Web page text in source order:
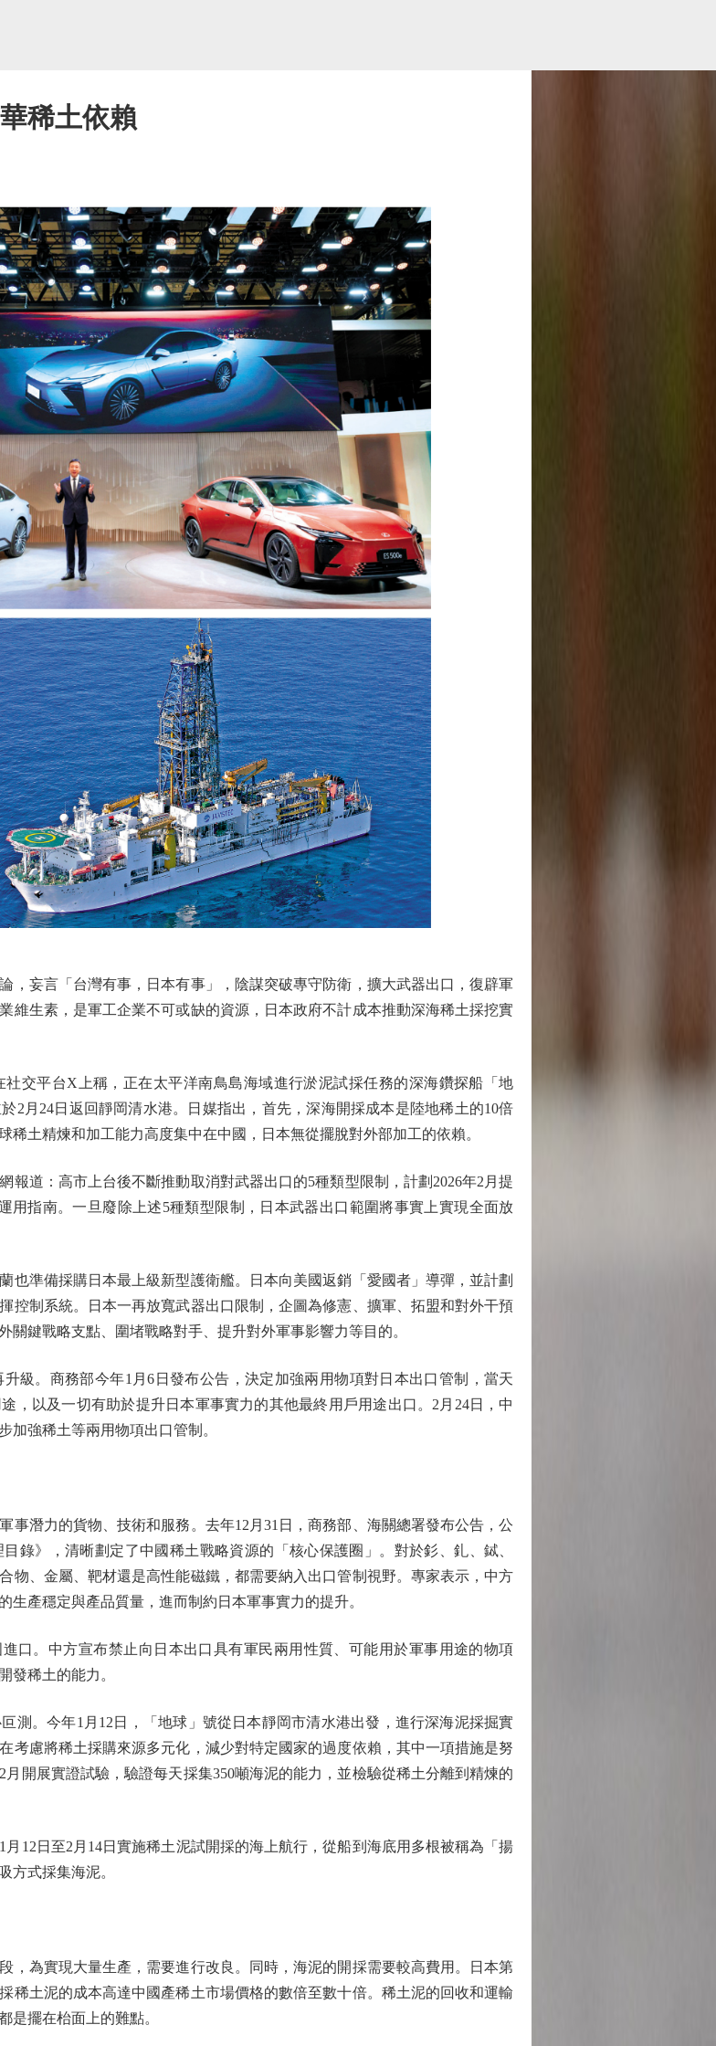
稀土依賴
妄言「台灣有事，日本有事」，陰謀突破專守防衛，擴大武器出口，復辟軍
維生素，是軍工企業不可或缺的資源，日本政府不計成本推動深海稀土採挖實
平台X上稱，正在太平洋南鳥島海域進行淤泥試採任務的深海鑽探船「地
2月24日返回靜岡清水港。日媒指出，首先，深海開採成本是陸地稀土的10倍
稀土精煉和加工能力高度集中在中國，日本無從擺脫對外部加工的依賴。
道：高市上台後不斷推動取消對武器出口的5種類型限制，計劃2026年2月提
用指南。一旦廢除上述5種類型限制，日本武器出口範圍將事實上實現全面放
準備採購日本最上級新型護衛艦。日本向美國返銷「愛國者」導彈，並計劃
控制系統。日本一再放寬武器出口限制，企圖為修憲、擴軍、拓盟和對外干預
鍵戰略支點、圍堵戰略對手、提升對外軍事影響力等目的。
。商務部今年1月6日發布公告，決定加強兩用物項對日本出口管制，當天
，以及一切有助於提升日本軍事實力的其他最終用戶用途出口。2月24日，中
加強稀土等兩用物項出口管制。
潛力的貨物、技術和服務。去年12月31日，商務部、海關總署發布公告，公
錄》，清晰劃定了中國稀土戰略資源的「核心保護圈」。對於釤、釓、鋱、
物、金屬、靶材還是高性能磁鐵，都需要納入出口管制視野。專家表示，中方
產穩定與產品質量，進而制約日本軍事實力的提升。
。中方宣布禁止向日本出口具有軍民兩用性質、可能用於軍事用途的物項
發稀土的能力。
。今年1月12日，「地球」號從日本靜岡市清水港出發，進行深海泥採掘實
考慮將稀土採購來源多元化，減少對特定國家的過度依賴，其中一項措施是努
開展實證試驗，驗證每天採集350噸海泥的能力，並檢驗從稀土分離到精煉的
日至2月14日實施稀土泥試開採的海上航行，從船到海底用多根被稱為「揚
方式採集海泥。
為實現大量生產，需要進行改良。同時，海泥的開採需要較高費用。日本第
稀土泥的成本高達中國產稀土市場價格的數倍至數十倍。稀土泥的回收和運輸
是擺在枱面上的難點。